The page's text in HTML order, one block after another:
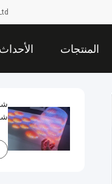
المنتجات الأحداث